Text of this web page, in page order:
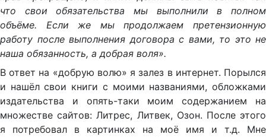
что свои обязательства мы выполнили в полном
объёме. Если же мы продолжаем претензионную
работу после выполнения договора с вами, то это не
наша обязанность, а добрая воля».
В ответ на «добрую волю» я залез в интернет. Порылся
и нашёл свои книги с моими названиями, обложками
издательства и опять-таки моим содержанием на
множестве сайтов: Литрес, Литвек, Озон. После этого
я потребовал в картинках на моё имя и т.д. Мне